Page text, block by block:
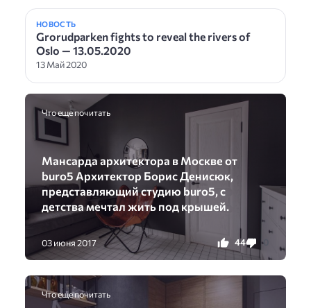
НОВОСТЬ
Grorudparken fights to reveal the rivers of
Oslo — 13.05.2020
13 Май 2020
Что еще почитать
Мансарда архитектора в Москве от
buro5 Архитектор Борис Денисюк,
представляющий студию buro5, с
детства мечтал жить под крышей.
03 июня 2017 44 0
Что еще почитать